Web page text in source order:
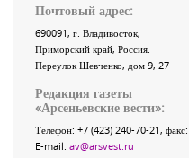
Почтовый адрес:
690091, г. Владивосток,
Приморский край, Россия
Переулок Шевченко, дом 9, 27
Редакция газеты
«Арсеньевские вести»:
Телефон: +7 (423) 240-70-21, факс:
E-mail: av@arsvest.ru